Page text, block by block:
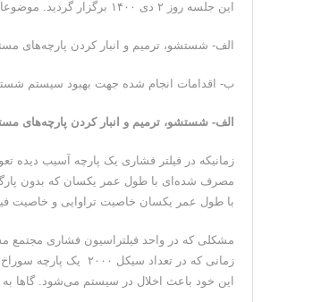
این جلسه روز ۲ دی ۱۴۰۰ برگزار گردید. موضوعاتی که در این جلسه مورد بررسی قرار گرفتند عبارتند از :
الف- شستشو، ترمیم و انبار کردن پارچه‌های
ب- اقدامات انجام شده جهت بهبود سیستم
الف- شستشو، ترمیم و انبار کردن پارچه‌های
زمانیکه در فیلتر فشاری یک پارچه آسیب دیده
با طول عمر یکسان خاصیت تراوایی و خاصیت
مشکلی که در واحد فیلتراسیون فشاری مجتمع
زمانی که در تعداد
این خود باعث اخلال در سیستم می‌شود. گاها